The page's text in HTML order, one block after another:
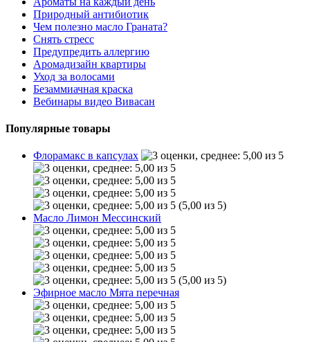
Природный антибиотик
Чем полезно масло Граната?
Снять стресс
Предупредить аллергию
Аромадизайн квартиры
Уход за волосами
Безаммиачная краска
Вебинары видео Вивасан
Популярные товары
Флорамакс в капсулах
(5,00 из 5)
Масло Лимон Мессинский
(5,00 из 5)
Эфирное масло Мята перечная